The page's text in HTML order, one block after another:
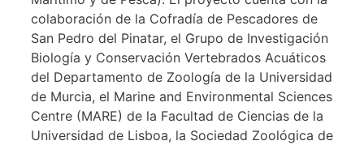
colaboración de la Cofradía de Pescadores de
San Pedro del Pinatar, el Grupo de Investigación
Biología y Conservación Vertebrados Acuáticos
del Departamento de Zoología de la Universidad
de Murcia, el Marine and Environmental Sciences
Centre (MARE) de la Facultad de Ciencias de la
Universidad de Lisboa, la Sociedad Zoológica de